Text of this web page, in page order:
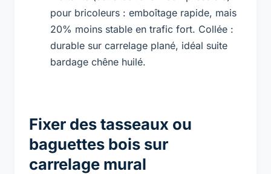
pour bricoleurs : emboîtage rapide, mais
20% moins stable en trafic fort. Collée :
durable sur carrelage plané, idéal suite
bardage chêne huilé.
Fixer des tasseaux ou
baguettes bois sur
carrelage mural